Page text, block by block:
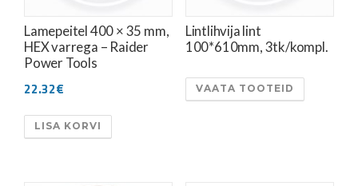
Lamepeitel 400 × 35 mm,
HEX varrega – Raider
Power Tools
22.32€
LISA KORVI
Lintlihvija lint
100*610mm, 3tk/kompl.
VAATA TOOTEID